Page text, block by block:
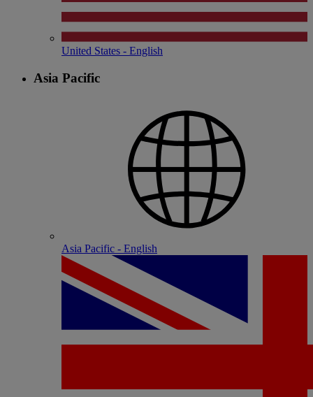
United States - English
Asia Pacific
Asia Pacific - English